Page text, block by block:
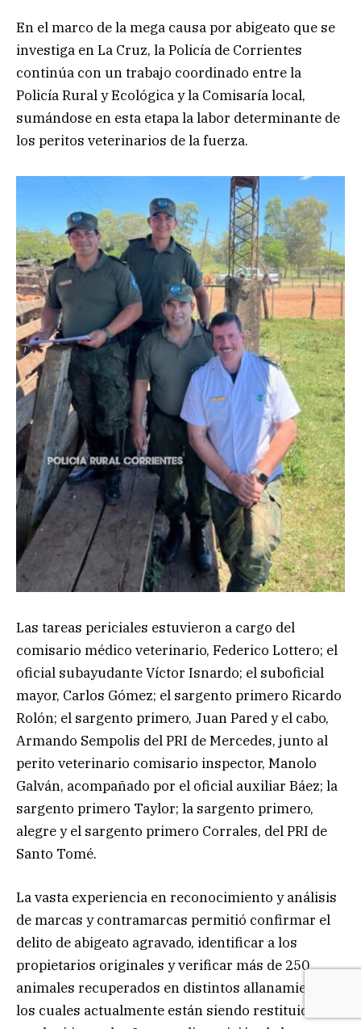
En el marco de la mega causa por abigeato que se
investiga en La Cruz, la Policía de Corrientes
continúa con un trabajo coordinado entre la
Policía Rural y Ecológica y la Comisaría local,
sumándose en esta etapa la labor determinante de
los peritos veterinarios de la fuerza.
Las tareas periciales estuvieron a cargo del
comisario médico veterinario, Federico Lottero; el
oficial subayudante Víctor Isnardo; el suboficial
mayor, Carlos Gómez; el sargento primero Ricardo
Rolón; el sargento primero, Juan Pared y el cabo,
Armando Sempolis del PRI de Mercedes, junto al
perito veterinario comisario inspector, Manolo
Galván, acompañado por el oficial auxiliar Báez; la
sargento primero Taylor; la sargento primero,
alegre y el sargento primero Corrales, del PRI de
Santo Tomé.
La vasta experiencia en reconocimiento y análisis
de marcas y contramarcas permitió confirmar el
delito de abigeato agravado, identificar a los
propietarios originales y verificar más de 250
animales recuperados en distintos allanamientos,
los cuales actualmente están siendo restituidos a